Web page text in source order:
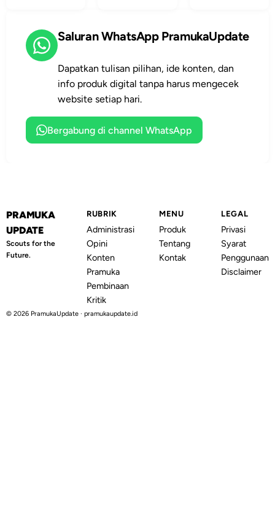
langsung
dilakukan
keluarganya.
tindakan nyata
dekat, dan
mudah
direfleksikan.
diri, dan tumbuh
rasa aman.
Saluran WhatsApp PramukaUpdate
Dapatkan tulisan pilihan, ide konten, dan
info produk digital tanpa harus mengecek
website setiap hari.
Bergabung di channel WhatsApp
PRAMUKA
UPDATE
Scouts for the
Future.
RUBRIK
Administrasi
Opini
Konten
Pramuka
Pembinaan
Kritik
MENU
Produk
Tentang
Kontak
LEGAL
Privasi
Syarat
Penggunaan
Disclaimer
© 2026 PramukaUpdate · pramukaupdate.id